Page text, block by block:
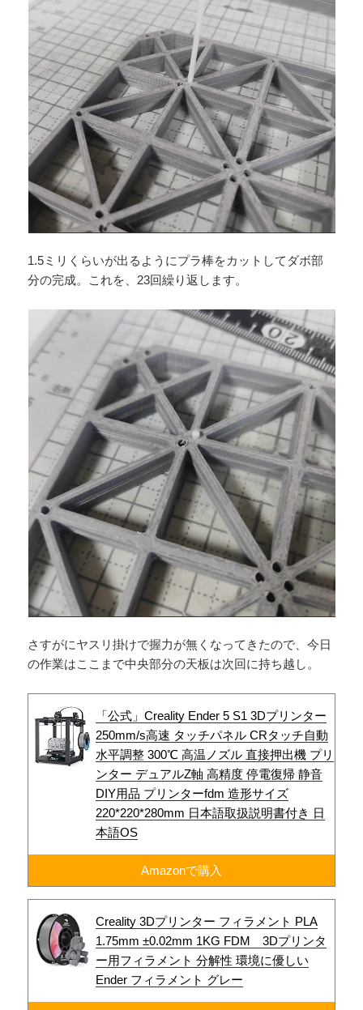
1.5ミリくらいが出るようにプラ棒をカットしてダボ部
分の完成。これを、23回繰り返します。
さすがにヤスリ掛けで握力が無くなってきたので、今日
の作業はここまで中央部分の天板は次回に持ち越し。
「公式」Creality Ender 5 S1 3Dプリンター
250mm/s高速 タッチパネル CRタッチ自動
水平調整 300℃ 高温ノズル 直接押出機 プリ
ンター デュアルZ軸 高精度 停電復帰 静音
DIY用品 プリンターfdm 造形サイズ
220*220*280mm 日本語取扱説明書付き 日
本語OS
Amazonで購入
Creality 3Dプリンター フィラメント PLA
1.75mm ±0.02mm 1KG FDM 3Dプリンタ
ー用フィラメント 分解性 環境に優しい
Ender フィラメント グレー